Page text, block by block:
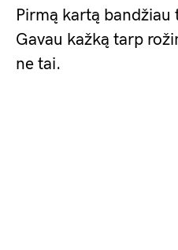
Pirmą kartą bandžiau
Gavau kažką tarp
ne tai.